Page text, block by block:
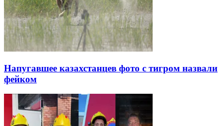
Напугавшее казахстанцев фото с тигром назвали
фейком